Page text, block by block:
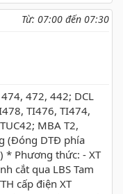
Từ: 07:00 đến 07:30
472, 442; DCL
TI476, TI474,
MBA T2,
(Đóng DTĐ phía
* Phương thức: - XT
cắt qua LBS Tam
cấp điện XT